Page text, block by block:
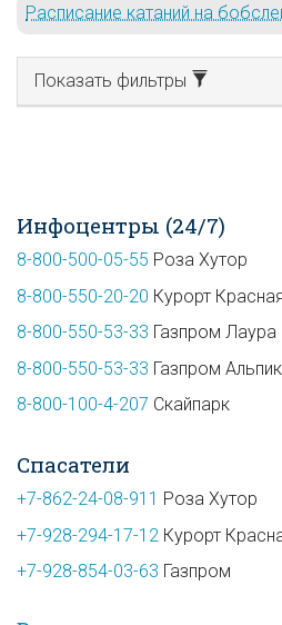
Расписание катаний на
Показать фильтры
Инфоцентры (24/7)
8-800-500-05-55 Роза Хутор
8-800-550-20-20 Курорт
8-800-550-53-33 Газпром Лаура
8-800-550-53-33 Газпром
8-800-100-4-207 Скайпарк
Спасатели
+7-862-24-08-911 Роза Хутор
+7-928-294-17-12 Курорт
+7-928-854-03-63 Газпром